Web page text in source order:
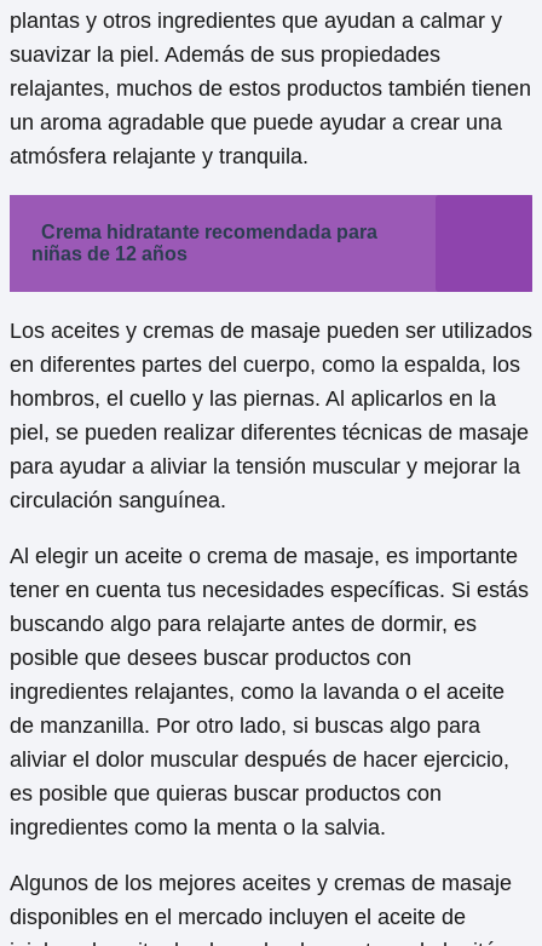
plantas y otros ingredientes que ayudan a calmar y
suavizar la piel. Además de sus propiedades
relajantes, muchos de estos productos también tienen
un aroma agradable que puede ayudar a crear una
atmósfera relajante y tranquila.
Crema hidratante recomendada para
niñas de 12 años
Los aceites y cremas de masaje pueden ser utilizados
en diferentes partes del cuerpo, como la espalda, los
hombros, el cuello y las piernas. Al aplicarlos en la
piel, se pueden realizar diferentes técnicas de masaje
para ayudar a aliviar la tensión muscular y mejorar la
circulación sanguínea.
Al elegir un aceite o crema de masaje, es importante
tener en cuenta tus necesidades específicas. Si estás
buscando algo para relajarte antes de dormir, es
posible que desees buscar productos con
ingredientes relajantes, como la lavanda o el aceite
de manzanilla. Por otro lado, si buscas algo para
aliviar el dolor muscular después de hacer ejercicio,
es posible que quieras buscar productos con
ingredientes como la menta o la salvia.
Algunos de los mejores aceites y cremas de masaje
disponibles en el mercado incluyen el aceite de